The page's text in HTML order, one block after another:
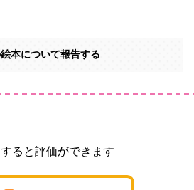
本について報告する
ると評価ができます